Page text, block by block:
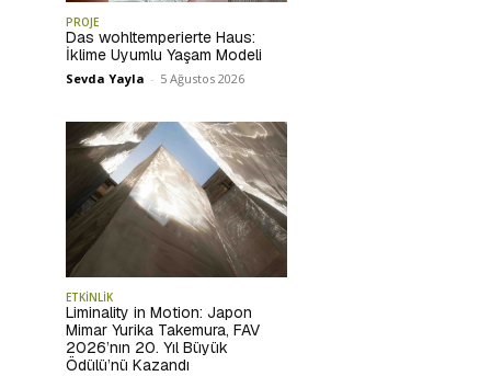
PROJE
Das wohltemperierte Haus:
İklime Uyumlu Yaşam Modeli
Sevda Yayla - 5 Ağustos 2026
ETKİNLİK
Liminality in Motion: Japon
Mimar Yurika Takemura, FAV
2026’nın 20. Yıl Büyük
Ödülü’nü Kazandı